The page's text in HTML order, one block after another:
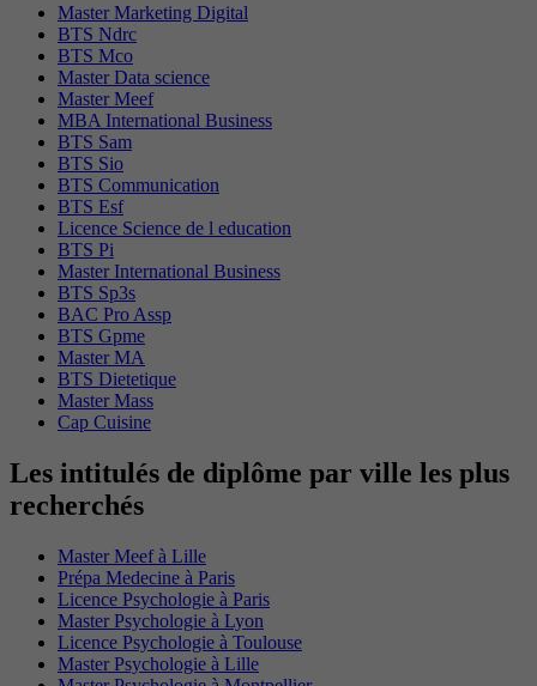
Master Marketing Digital
BTS Ndrc
BTS Mco
Master Data science
Master Meef
MBA International Business
BTS Sam
BTS Sio
BTS Communication
BTS Esf
Licence Science de l education
BTS Pi
Master International Business
BTS Sp3s
BAC Pro Assp
BTS Gpme
Master MA
BTS Dietetique
Master Mass
Cap Cuisine
Les intitulés de diplôme par ville les plus
recherchés
Master Meef à Lille
Prépa Medecine à Paris
Licence Psychologie à Paris
Master Psychologie à Lyon
Licence Psychologie à Toulouse
Master Psychologie à Lille